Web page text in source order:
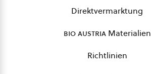
Direktvermarktung
bio austriaMaterialien
Richtlinien